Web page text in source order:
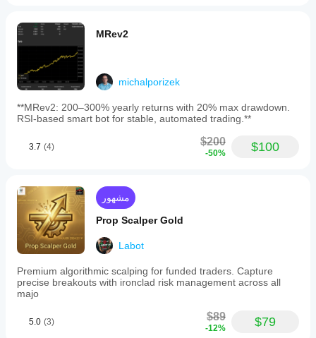
MRev2
michalporizek
**MRev2: 200–300% yearly returns with 20% max drawdown.
RSI-based smart bot for stable, automated trading.**
3.7 (4) $200
-50% $100
مشهور
Prop Scalper Gold
Labot
Premium algorithmic scalping for funded traders. Capture
precise breakouts with ironclad risk management across all
majo
5.0 (3) $89
-12% $79